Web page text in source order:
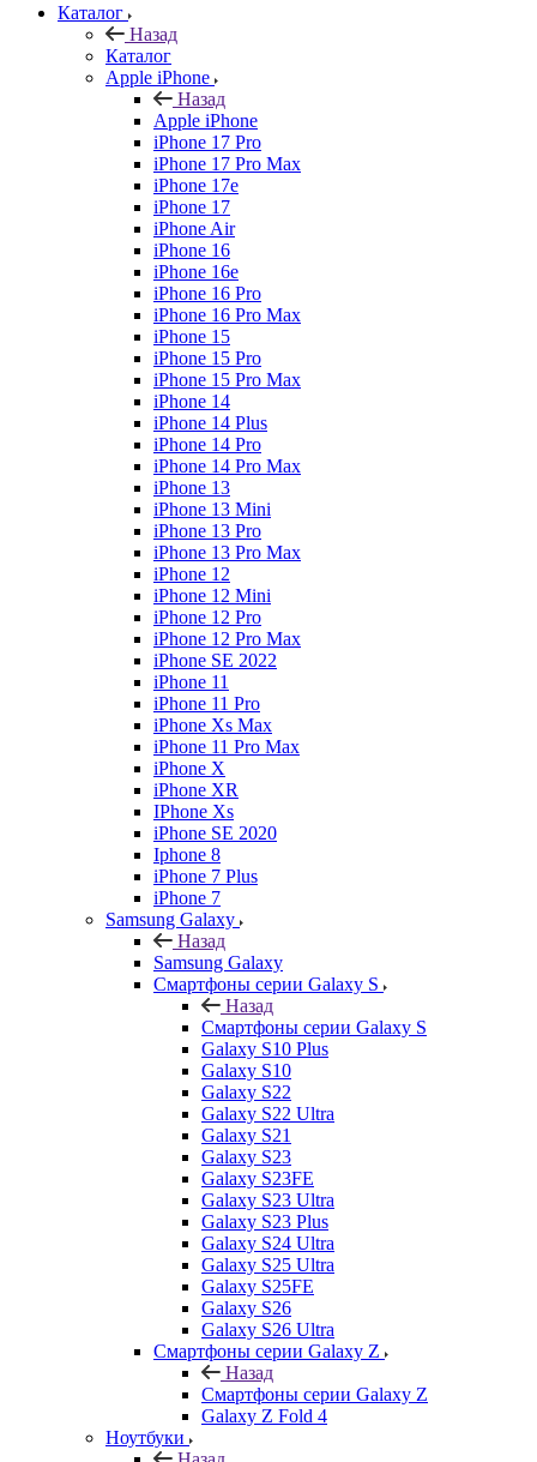
Каталог
Назад
Каталог
Apple iPhone
Назад
Apple iPhone
iPhone 17 Pro
iPhone 17 Pro Max
iPhone 17e
iPhone 17
iPhone Air
iPhone 16
iPhone 16e
iPhone 16 Pro
iPhone 16 Pro Max
iPhone 15
iPhone 15 Pro
iPhone 15 Pro Max
iPhone 14
iPhone 14 Plus
iPhone 14 Pro
iPhone 14 Pro Max
iPhone 13
iPhone 13 Mini
iPhone 13 Pro
iPhone 13 Pro Max
iPhone 12
iPhone 12 Mini
iPhone 12 Pro
iPhone 12 Pro Max
iPhone SE 2022
iPhone 11
iPhone 11 Pro
iPhone Xs Max
iPhone 11 Pro Max
iPhone X
iPhone XR
IPhone Xs
iPhone SE 2020
Iphone 8
iPhone 7 Plus
iPhone 7
Samsung Galaxy
Назад
Samsung Galaxy
Смартфоны серии Galaxy S
Назад
Смартфоны серии Galaxy S
Galaxy S10 Plus
Galaxy S10
Galaxy S22
Galaxy S22 Ultra
Galaxy S21
Galaxy S23
Galaxy S23FE
Galaxy S23 Ultra
Galaxy S23 Plus
Galaxy S24 Ultra
Galaxy S25 Ultra
Galaxy S25FE
Galaxy S26
Galaxy S26 Ultra
Смартфоны серии Galaxy Z
Назад
Смартфоны серии Galaxy Z
Galaxy Z Fold 4
Ноутбуки